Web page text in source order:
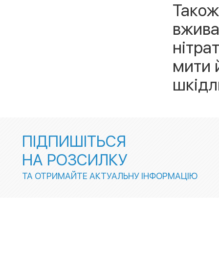
мити
ПІДПИШІТЬСЯ
НА РОЗСИЛКУ
ТА ОТРИМАЙТЕ АКТУАЛЬНУ ІНФОРМАЦІЮ